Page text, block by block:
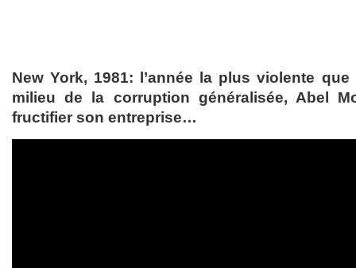
New York, 1981: l’année la plus violente
milieu de la corruption généralisée, Abel
fructifier son entreprise…